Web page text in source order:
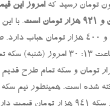
تومان رسید کهامروز این
است
. با
حدود یک میلیون و ۴۰۰ هزار تومان
طلا و جواهر تا ساعت ۱۳: ۳۰